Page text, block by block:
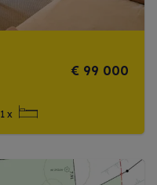
€ 99 000
1 x